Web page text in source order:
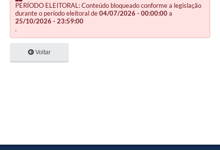
PERÍODO ELEITORAL: Conteúdo bloqueado conforme a legislação
durante o período eleitoral de04/07/2026 - 00:00:00a
25/10/2026 - 23:59:00
.
Voltar